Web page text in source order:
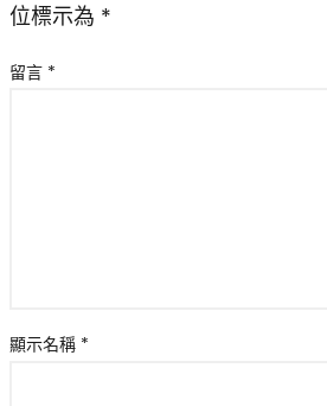
位標示為 *
留言 *
顯示名稱 *